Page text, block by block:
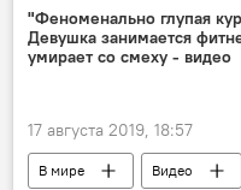
Новости Армения
"Феноменально глупая
Девушка занимается
умирает со смеху - видео
17 августа 2019, 18:57
В мире Видео